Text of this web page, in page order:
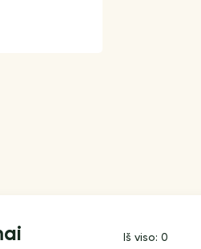
Iš viso: 0